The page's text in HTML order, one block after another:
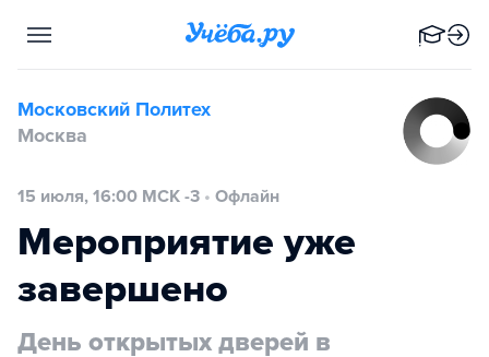
Московский Политех
Москва
15 июля, 16:00 МСК -3 • Офлайн
Мероприятие уже
завершено
День открытых дверей в